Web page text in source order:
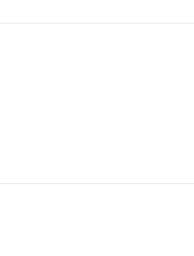
моды подано 1047 заявок
моды, которая пройдет в
половину из них (494)
на Euro Shoes
Footwear Co., Ltd., основанная
профессиональной обувной